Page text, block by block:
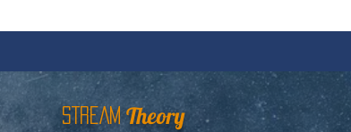
STREAM Theory